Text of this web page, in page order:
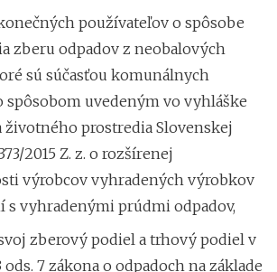
používateľov o spôsobe
zberu odpadov z neobalových
sú súčasťou komunálnych
spôsobom uvedeným vo vyhláške
prostredia Slovenskej
2015 Z. z. o rozšírenej
výrobcov vyhradených výrobkov
s vyhradenými prúdmi odpadov,
zberový podiel a trhový podiel v
ods. 7 zákona o odpadoch na základe